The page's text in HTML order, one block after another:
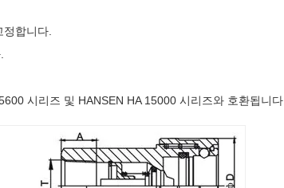
합니다.
시리즈 및 HANSEN HA 15000 시리즈와 호환됩니다.